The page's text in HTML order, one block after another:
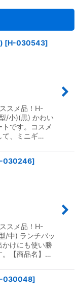
[H-030543]
スメ品！H-
/小)(黒) かわい
です。コスメ
て、ミニギ…
030246]
スメ品！H-
/中) ランチバッ
けにも使い勝
。【商品名】…
030048]